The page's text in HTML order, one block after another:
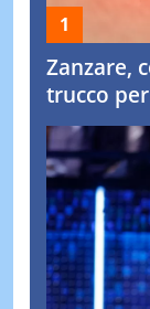
Zanzare,
trucco